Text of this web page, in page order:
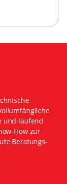
und laufend
How zur
Beratungs-